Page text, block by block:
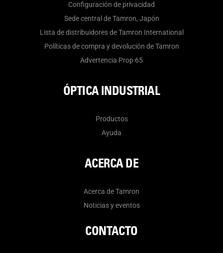
Configuración de privacidad
Sede central de Tamron, Japón
Lista de distribuidores de Tamron International
Políticas de compra y devolución de Tamron
Advertencia Prop 65
ÓPTICA INDUSTRIAL
Productos
Ayuda
ACERCA DE
Acerca de Tamron
Noticias y eventos
CONTACTO